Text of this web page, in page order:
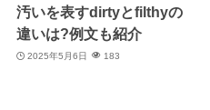
汚いを表すdirtyとfilthyの
違いは?例文も紹介
2025年5月6日 183